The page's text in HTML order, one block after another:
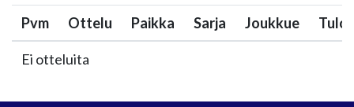
Pvm Ottelu Paikka Sarja Joukkue Tulos
Ei otteluita